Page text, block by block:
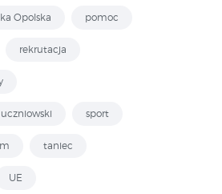
Opolska pomoc
rekrutacja
sport
taniec
UE